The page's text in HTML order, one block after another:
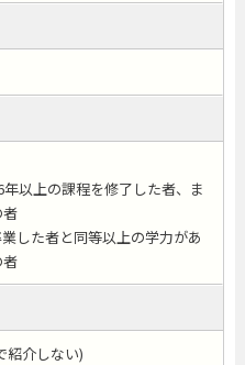
以上の課程を修了した者、ま
した者と同等以上の学力があ
者
紹介しない)